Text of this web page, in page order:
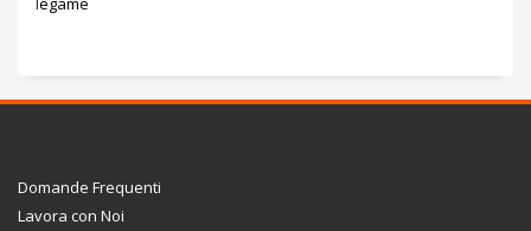
Domande Frequenti
Lavora con Noi